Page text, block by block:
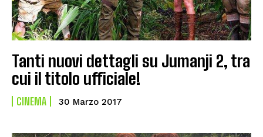
Tanti nuovi dettagli su Jumanji 2, tra
cui il titolo ufficiale!
CINEMA 30 Marzo 2017